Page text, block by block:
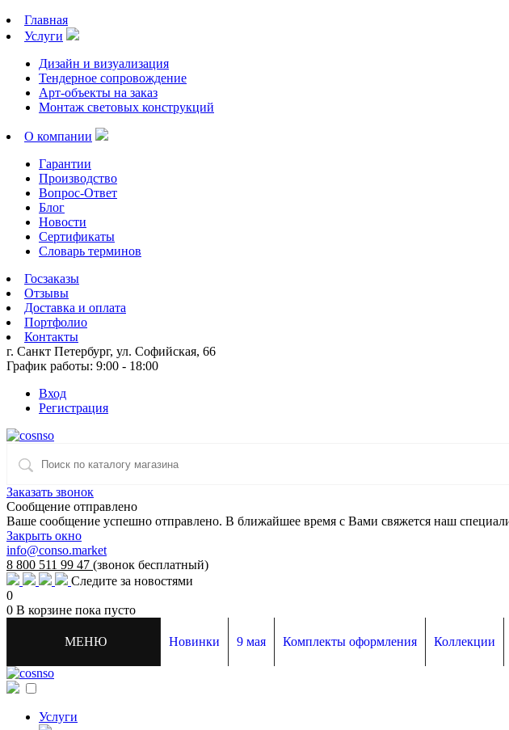
Главная
Услуги
Дизайн и визуализация
Тендерное сопровождение
Арт-объекты на заказ
Монтаж световых конструкций
О компании
Гарантии
Производство
Вопрос-Ответ
Блог
Новости
Сертификаты
Словарь терминов
Госзаказы
Отзывы
Доставка и оплата
Портфолио
Контакты
г. Санкт Петербург, ул. Софийская, 66
График работы: 9:00 - 18:00
Вход
Регистрация
Заказать звонок
Сообщение отправлено
Ваше сообщение успешно отправлено. В ближайшее время с Вами свяжется наш
Закрыть окно
info@conso.market
8 800 511 99 47 (звонок бесплатный)
Следите за новостями
0
0 В корзине пока пусто
МЕНЮ Новинки 9 мая Комплекты оформления Коллекции
Услуги